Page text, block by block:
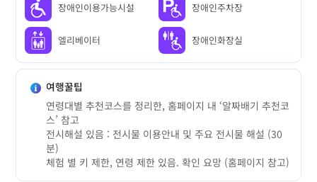
장애인이용가능시설 장애인주차장
엘리베이터 장애인화장실
여행꿀팁
연령대별 추천코스를 정리한, 홈페이지 내 ‘알짜배기 추천코
스’ 참고
전시해설 있음 : 전시물 이용안내 및 주요 전시물 해설 (30
분)
체험 별 키 제한, 연령 제한 있음. 확인 요망 (홈페이지 참고)